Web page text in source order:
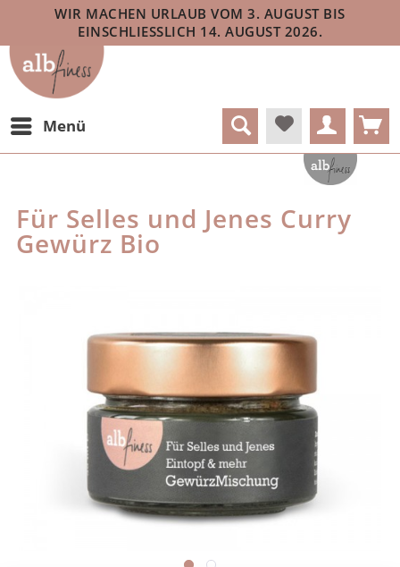
WIR MACHEN URLAUB VOM 3. AUGUST BIS
EINSCHLIESSLICH 14. AUGUST 2026.
Menü
Für Selles und Jenes Curry
Gewürz Bio